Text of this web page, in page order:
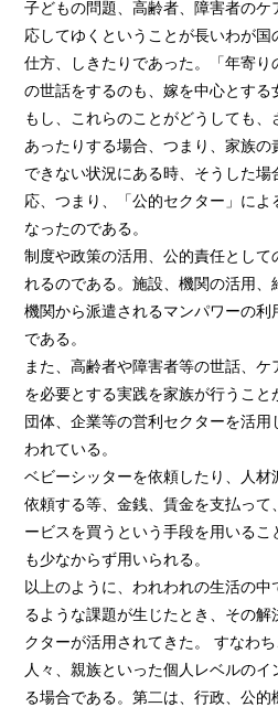
子どもの問題、高齢者、障害者の
応してゆくということが長いわが
仕方、しきたりであった。「年寄り
の世話をするのも、嫁を中心とする
もし、これらのことがどうしても
あったりする場合、つまり、家族
できない状況にある時、そうした
応、つまり、「公的セクター」によ
なったのである。
制度や政策の活用、公的責任として
れるのである。施設、機関の活用、
機関から派遣されるマンパワーの
である。
また、高齢者や障害者等の世話、
を必要とする実践を家族が行うこと
団体、企業等の営利セクターを活
われている。
ベビーシッターを依頼したり、人材
依頼する等、金銭、賃金を支払っ
ービスを買うという手段を用いる
も少なからず用いられる。
以上のように、われわれの生活の
るような課題が生じたとき、その
クターが活用されてきた。 すなわ
人々、親族といった個人レベルのイ
る場合である。第二は、行政、公的